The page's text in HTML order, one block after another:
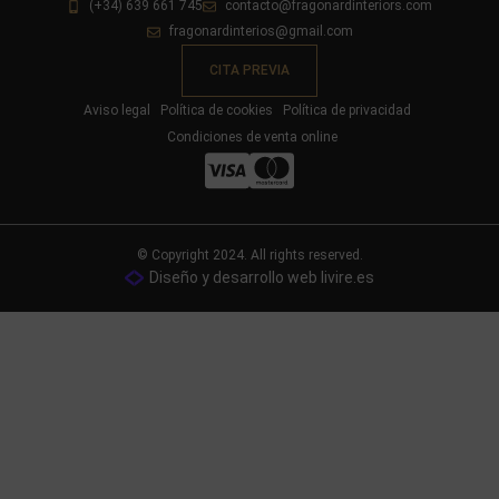
(+34) 639 661 745
contacto@fragonardinteriors.com
fragonardinterios@gmail.com
CITA PREVIA
Aviso legal Política de cookies
Política de privacidad
Condiciones de venta online
© Copyright 2024. All rights reserved.
Diseño y desarrollo web livire.es